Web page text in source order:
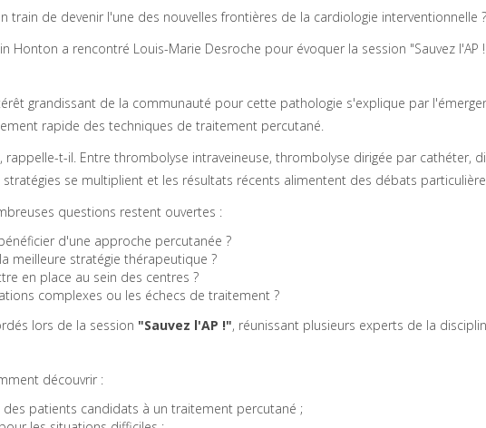
train de devenir l'une des nouvelles frontières de la cardiologie interventionnelle ?
Honton a rencontré Louis-Marie Desroche pour évoquer la session "Sauvez l'AP
grandissant de la communauté pour cette pathologie s'explique par
rapide des techniques de traitement percutané.
rappelle-t-il. Entre thrombolyse intraveineuse, thrombolyse dirigée par cathéter,
se multiplient et les résultats récents alimentent des débats
questions restent ouvertes :
d'une approche percutanée ?
meilleure stratégie thérapeutique ?
en place au sein des centres ?
complexes ou les échecs de traitement ?
lors de la session "Sauvez l'AP !", réunissant plusieurs experts de la
découvrir :
patients candidats à un traitement percutané ;